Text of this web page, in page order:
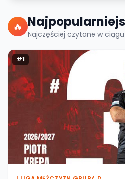
🔥
Najczęściej czytane w
#1